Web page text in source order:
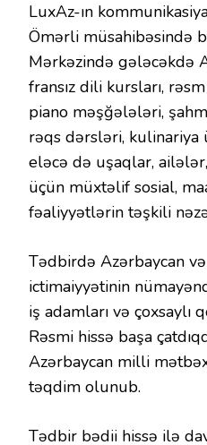
LuxAz-ın
Ömərli müsahibəsində
Mərkəzində gələcəkdə
fransız dili kursları,
piano məşğələləri,
rəqs dərsləri, kulinariya
eləcə də uşaqlar,
üçün müxtəlif sosial,
fəaliyyətlərin təşkili
Tədbirdə Azərbaycan
ictimaiyyətinin
iş adamları və çoxsaylı
Rəsmi hissə başa
Azərbaycan milli
təqdim olunub.
Tədbir bədii hissə ilə